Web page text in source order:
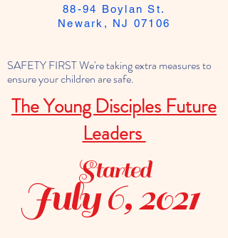
SAFETY FIRST We're taking extra measures to
ensure your children are safe.
The Young Disciples Future
Leaders
88-94 Boylan St.
Newark, NJ 07106
July 6, 2021
Started